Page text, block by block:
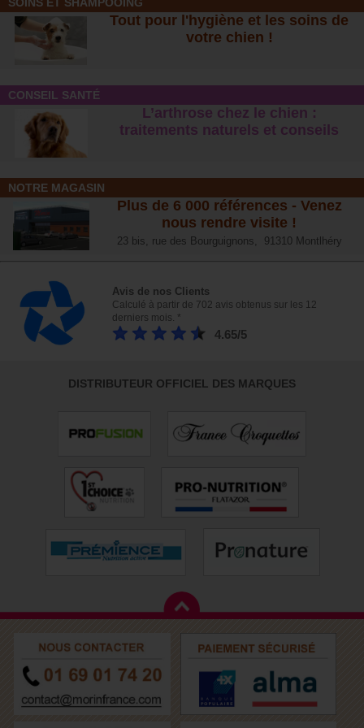
Pour la nourriture des chiens adultes, il est nécessaire de choisir des
croquettes adaptées à leur taille, leur race et leur niveau d'activité. Un
chien très actif nécessitera une alimentation plus riche en protéines et
en lipides qu'un chien sédentaire. Pensez également à choisir des
Autres catégories de nourriture pour votre fidèle compagnon
En plus des croquettes, il existe plusieurs autres catégories de
nourriture pour chien qui peuvent répondre aux besoins variés de votre
compagnon. Chaque type d'aliment a ses propres avantages et peut être
alimentaires de votre chien. Explorons maintenant les options
disponibles pour compléter ou varier son alimentation.
Les aliments humides
Les aliments humides, tels que ceux proposés par la marque Dog's
Love, sont une alternative appétissante aux croquettes. Ils présentent
problèmes de mastication.
Appétence : l'humidité et la texture des aliments humides les rendent
plus appétissants pour les chiens, particulièrement ceux qui sont
difficiles à nourrir ou qui se lassent rapidement des croquettes.
Hydratation : les aliments humides contiennent une grande quantité
d'eau, contribuant ainsi à l'hydratation de votre chien. Ceci est
dentaires, les aliments humides sont plus faciles à mastiquer et à
protéines et peuvent contenir une grande variété d'ingrédients
bénéfiques, comme des légumes et des fruits, qui fournissent des
Les aliments bio
Pour les propriétaires soucieux de l'origine et de la qualité des
ingrédients utilisés dans la nourriture de leur chien, les aliments bio sont
- ingrédients sans pesticides ni produits chimiques : les aliments bio
sont cultivés sans l'utilisation de pesticides, d'herbicides ou d'engrais
respectent l'environnement, contribuant à la durabilité et à la protection
des ressources naturelles ;
bien-être, avec un accès à des pâturages et une alimentation sans
OGM.
- alimentation équilibrée : les aliments bio sont formulés pour offrir un
équilibre nutritionnel optimal, avec des ingrédients naturels qui favorisent
la santé et le bien-être de votre chien.
SOINS ET SHAMPOOING
Tout pour l'hygiène et les soins de
votre chien !
CONSEIL SANTÉ
L’arthrose chez le chien :
traitements naturels et conseil s
NOTRE MAGASIN
Plus de 6 000 références - Venez
nous rendre visite !
23 bis, rue des Bourguignons, 91310 Montlhéry
Avis de nos Clients
Calculé à partir de 702 avis obtenus sur les 12
derniers mois. *
4.65/5
DISTRIBUTEUR OFFICIEL DES MARQUES